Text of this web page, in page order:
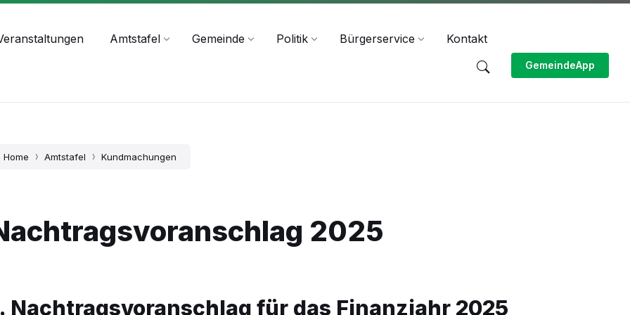
Amtstafel Gemeinde Politik Bürgerservice Kontakt
GemeindeApp
Home Amtstafel Kundmachungen
2025
Nachtragsvoranschlag für das Finanzjahr 2025